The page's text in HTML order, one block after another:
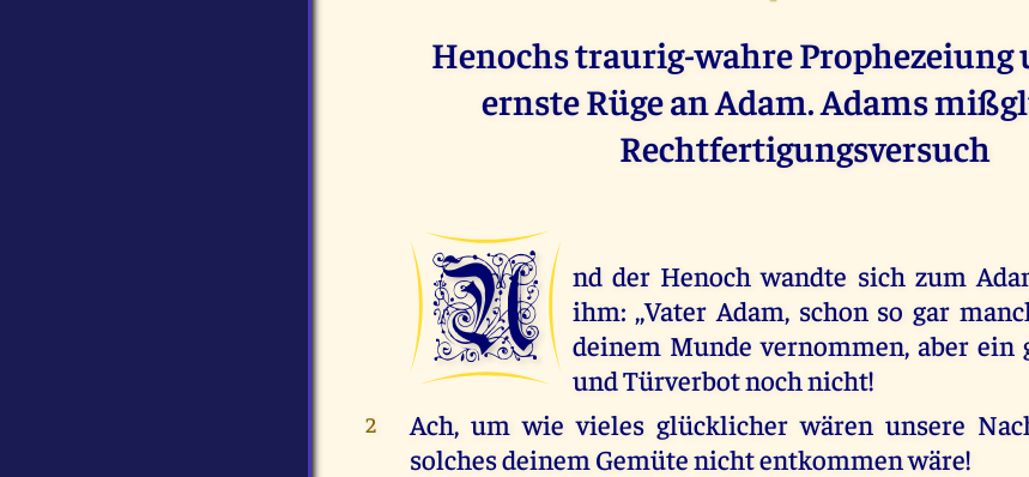
Henochs traurig-wahre Prophezeiung
ernste Rüge an Adam. Adams
Rechtfertigungsversuch
U
nd der Henoch wandte sich zum
ihm: ,,Vater Adam, schon so gar
deinem Munde vernommen, aber ein
und Türverbot noch nicht!
2
Ach, um wie vieles glücklicher wären unsere
solches deinem Gemüte nicht entkommen wäre!